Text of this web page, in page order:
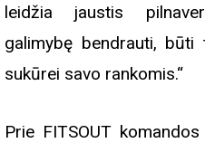
leidžia jaustis
galimybę bendrauti,
sukūrei savo rankomis.“
Prie FITSOUT